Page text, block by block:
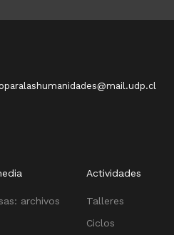
archivos
Actividades
Talleres
Ciclos